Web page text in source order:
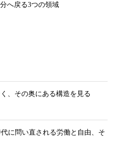
へ戻る3つの領域
、その奥にある構造を見る
に問い直される労働と自由、そ